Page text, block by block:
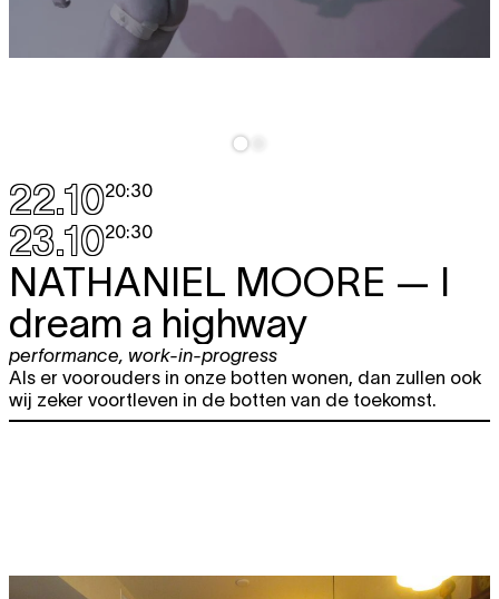
22.1020:30
23.1020:30
NATHANIEL MOORE — I
dream a highway
performance, work-in-progress
Als er voorouders in onze botten wonen, dan zullen ook
wij zeker voortleven in de botten van de toekomst.